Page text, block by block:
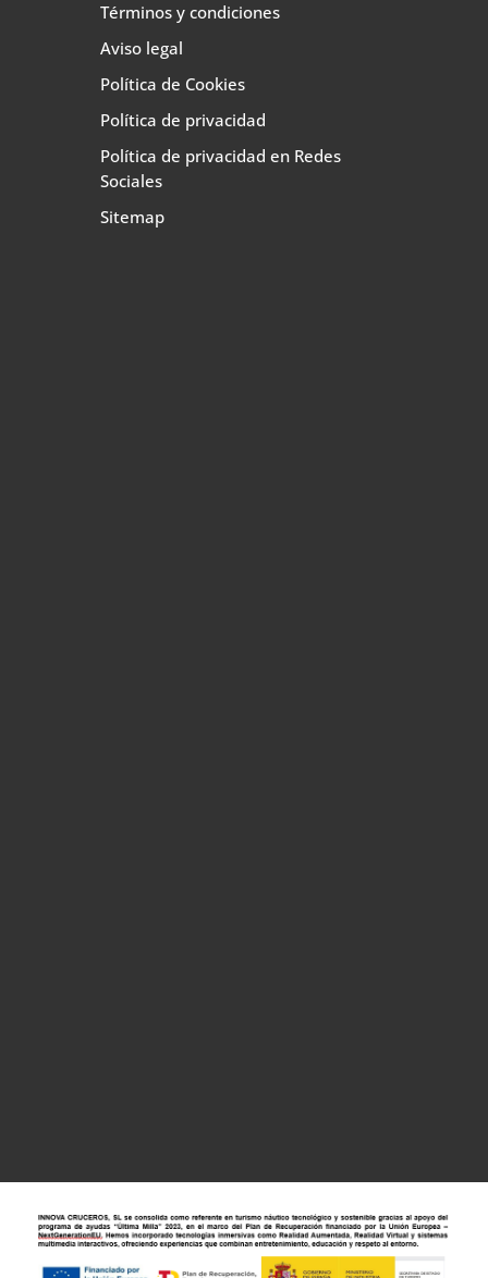
Términos y condiciones
Aviso legal
Política de Cookies
Política de privacidad
Política de privacidad en Redes
Sociales
Sitemap